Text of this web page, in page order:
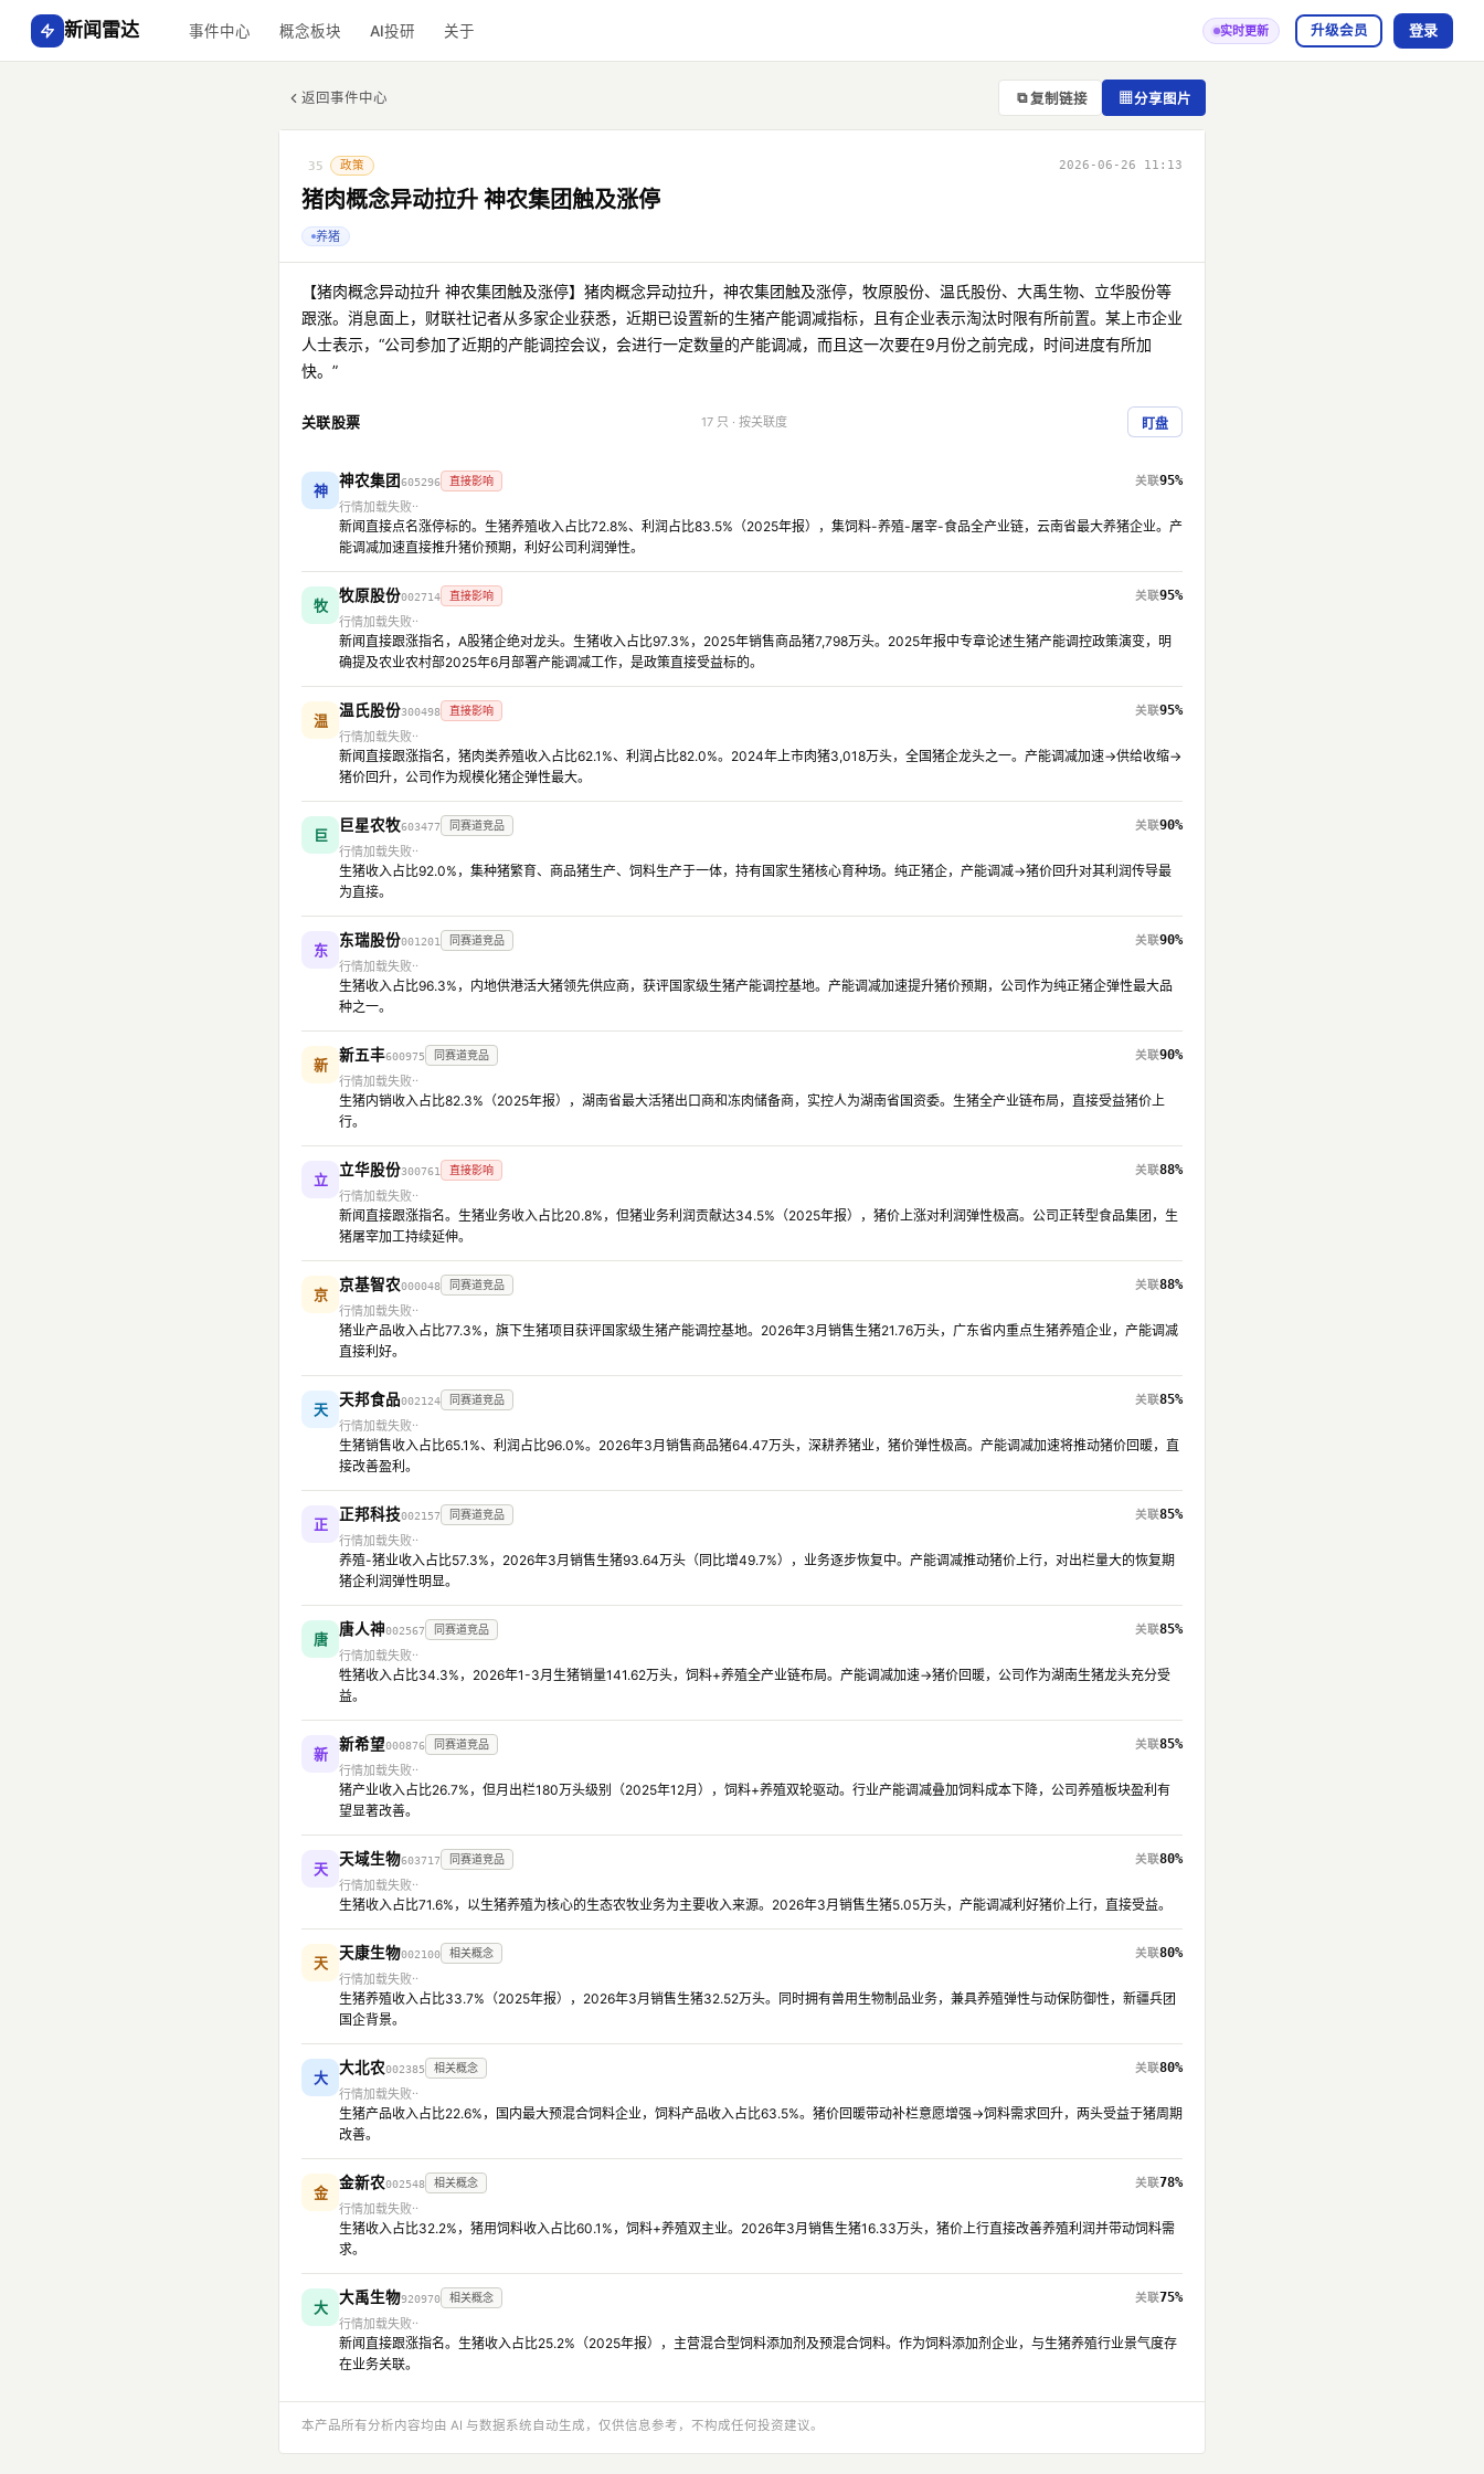
新闻雷达 事件中心 概念板块 AI投研 关于 实时更新 升级会员 登录
返回事件中心 ⧉ 复制链接 ▦分享图片
35 政策 2026-06-26 11:13
猪肉概念异动拉升 神农集团触及涨停
养猪
【猪肉概念异动拉升 神农集团触及涨停】猪肉概念异动拉升，神农集团触及涨停，牧原股份、温氏股份、大禹生物、立华股份等
跟涨。消息面上，财联社记者从多家企业获悉，近期已设置新的生猪产能调减指标，且有企业表示淘汰时限有所前置。某上市企业
人士表示，“公司参加了近期的产能调控会议，会进行一定数量的产能调减，而且这一次要在9月份之前完成，时间进度有所加
快。”
关联股票 17 只 · 按关联度 盯盘
神
神农集团605296 直接影响
95%
行情加载失败
新闻直接点名涨停标的。生猪养殖收入占比72.8%、利润占比83.5%（2025年报），集饲料-养殖-屠宰-食品全产业链，云南省最大养猪企业。产
能调减加速直接推升猪价预期，利好公司利润弹性。
牧
牧原股份002714 直接影响
95%
行情加载失败
新闻直接跟涨指名，A股猪企绝对龙头。生猪收入占比97.3%，2025年销售商品猪7,798万头。2025年报中专章论述生猪产能调控政策演变，明
确提及农业农村部2025年6月部署产能调减工作，是政策直接受益标的。
温
温氏股份300498 直接影响
95%
行情加载失败
新闻直接跟涨指名，猪肉类养殖收入占比62.1%、利润占比82.0%。2024年上市肉猪3,018万头，全国猪企龙头之一。产能调减加速→供给收缩→
猪价回升，公司作为规模化猪企弹性最大。
巨
巨星农牧603477 同赛道竞品
90%
行情加载失败
生猪收入占比92.0%，集种猪繁育、商品猪生产、饲料生产于一体，持有国家生猪核心育种场。纯正猪企，产能调减→猪价回升对其利润传导最
为直接。
东
东瑞股份001201 同赛道竞品
90%
行情加载失败
生猪收入占比96.3%，内地供港活大猪领先供应商，获评国家级生猪产能调控基地。产能调减加速提升猪价预期，公司作为纯正猪企弹性最大品
种之一。
新
新五丰600975 同赛道竞品
90%
行情加载失败
生猪内销收入占比82.3%（2025年报），湖南省最大活猪出口商和冻肉储备商，实控人为湖南省国资委。生猪全产业链布局，直接受益猪价上
行。
立
立华股份300761 直接影响
88%
行情加载失败
新闻直接跟涨指名。生猪业务收入占比20.8%，但猪业务利润贡献达34.5%（2025年报），猪价上涨对利润弹性极高。公司正转型食品集团，生
猪屠宰加工持续延伸。
京
京基智农000048 同赛道竞品
88%
行情加载失败
猪业产品收入占比77.3%，旗下生猪项目获评国家级生猪产能调控基地。2026年3月销售生猪21.76万头，广东省内重点生猪养殖企业，产能调减
直接利好。
天
天邦食品002124 同赛道竞品
85%
行情加载失败
生猪销售收入占比65.1%、利润占比96.0%。2026年3月销售商品猪64.47万头，深耕养猪业，猪价弹性极高。产能调减加速将推动猪价回暖，直
接改善盈利。
正
正邦科技002157 同赛道竞品
85%
行情加载失败
养殖-猪业收入占比57.3%，2026年3月销售生猪93.64万头（同比增49.7%），业务逐步恢复中。产能调减推动猪价上行，对出栏量大的恢复期
猪企利润弹性明显。
唐
唐人神002567 同赛道竞品
85%
行情加载失败
牲猪收入占比34.3%，2026年1-3月生猪销量141.62万头，饲料+养殖全产业链布局。产能调减加速→猪价回暖，公司作为湖南生猪龙头充分受
益。
新
新希望000876 同赛道竞品
85%
行情加载失败
猪产业收入占比26.7%，但月出栏180万头级别（2025年12月），饲料+养殖双轮驱动。行业产能调减叠加饲料成本下降，公司养殖板块盈利有
望显著改善。
天
天域生物603717 同赛道竞品
80%
行情加载失败
生猪收入占比71.6%，以生猪养殖为核心的生态农牧业务为主要收入来源。2026年3月销售生猪5.05万头，产能调减利好猪价上行，直接受益。
天
天康生物002100 相关概念
80%
行情加载失败
生猪养殖收入占比33.7%（2025年报），2026年3月销售生猪32.52万头。同时拥有兽用生物制品业务，兼具养殖弹性与动保防御性，新疆兵团
国企背景。
大
大北农002385 相关概念
80%
行情加载失败
生猪产品收入占比22.6%，国内最大预混合饲料企业，饲料产品收入占比63.5%。猪价回暖带动补栏意愿增强→饲料需求回升，两头受益于猪周期
改善。
金
金新农002548 相关概念
78%
行情加载失败
生猪收入占比32.2%，猪用饲料收入占比60.1%，饲料+养殖双主业。2026年3月销售生猪16.33万头，猪价上行直接改善养殖利润并带动饲料需
求。
大
大禹生物920970 相关概念
75%
行情加载失败
新闻直接跟涨指名。生猪收入占比25.2%（2025年报），主营混合型饲料添加剂及预混合饲料。作为饲料添加剂企业，与生猪养殖行业景气度存
在业务关联。
本产品所有分析内容均由 AI 与数据系统自动生成，仅供信息参考，不构成任何投资建议。